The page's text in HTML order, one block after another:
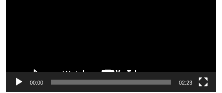
00:00 02:23